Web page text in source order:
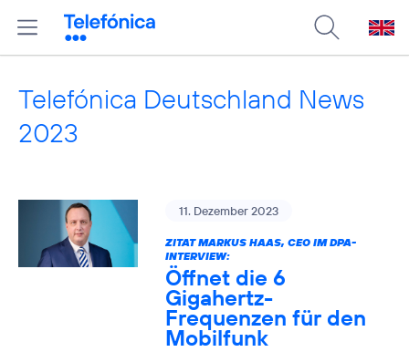
Telefónica Deutschland News
2023
11. Dezember 2023
ZITAT MARKUS HAAS, CEO IM DPA-
INTERVIEW:
Öffnet die 6
Gigahertz-
Frequenzen für den
Mobilfunk